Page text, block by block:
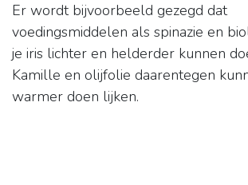
Er wordt bijvoorbeeld gezegd dat
voedingsmiddelen als spinazie en
je iris lichter en helderder kunnen
Kamille en olijfolie daarentegen
warmer doen lijken.